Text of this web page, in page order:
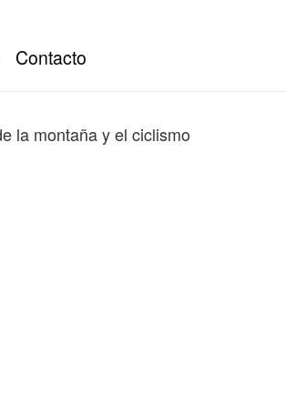
Contacto
la montaña y el ciclismo